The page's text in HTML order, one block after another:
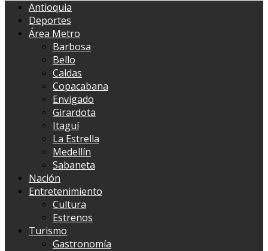
Antioquia
Deportes
Área Metro
Barbosa
Bello
Caldas
Copacabana
Envigado
Girardota
Itaguí
La Estrella
Medellín
Sabaneta
Nación
Entretenimiento
Cultura
Estrenos
Turismo
Gastronomía